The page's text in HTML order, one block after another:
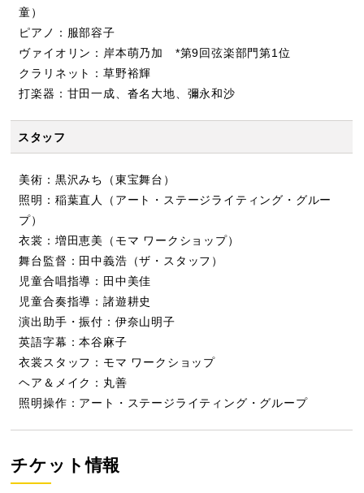
童）
ピアノ：服部容子
ヴァイオリン：岸本萌乃加 *第9回弦楽部門第1位
クラリネット：草野裕輝
打楽器：甘田一成、沓名大地、彌永和沙
スタッフ
美術：黒沢みち（東宝舞台）
照明：稲葉直人（アート・ステージライティング・グルー
プ）
衣裳：増田恵美（モマ ワークショップ）
舞台監督：田中義浩（ザ・スタッフ）
児童合唱指導：田中美佳
児童合奏指導：諸遊耕史
演出助手・振付：伊奈山明子
英語字幕：本谷麻子
衣裳スタッフ：モマ ワークショップ
ヘア＆メイク：丸善
照明操作：アート・ステージライティング・グループ
チケット情報